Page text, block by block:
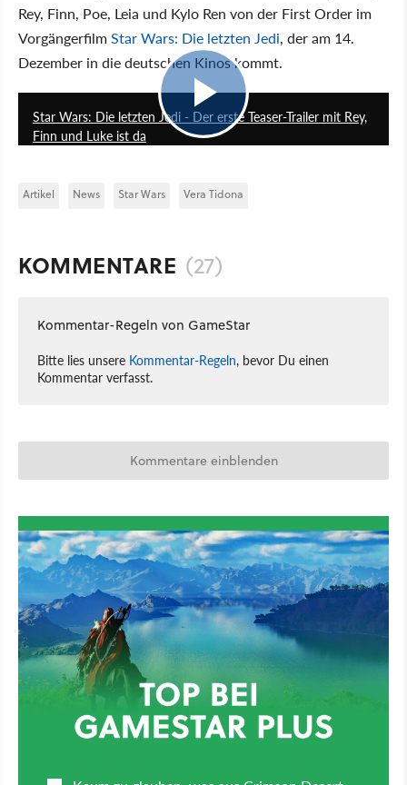
Rey, Finn, Poe, Leia und Kylo Ren von der First Order im
VorgängerfilmStar Wars: Die letzten Jedi, der am 14.
Dezember in die deutschen Kinos kommt.
Star Wars: Die letzten Jedi - Der erste Teaser-Trailer mit Rey,
Finn und Luke ist da
Artikel News Star Wars Vera Tidona
KOMMENTARE (27)
Kommentar-Regeln von GameStar
Bitte lies unsere Kommentar-Regeln, bevor Du einen
Kommentar verfasst.
Kommentare einblenden